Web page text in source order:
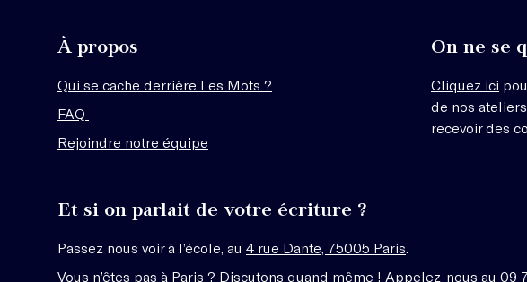
À propos
Qui se cache derrière Les Mots ?
FAQ
Rejoindre notre équipe
On ne se
Cliquez ici
de nos
recevoir des
Et si on parlait de votre écriture ?
Passez nous voir à l’école, au 4 rue Dante, 75005 Paris.
Vous n’êtes pas à Paris ? Discutons quand même ! Appelez-nous au 09